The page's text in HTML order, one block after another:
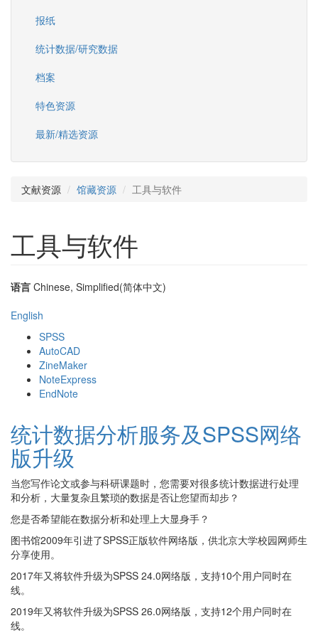
报纸
统计数据/研究数据
档案
特色资源
最新/精选资源
文献资源 馆藏资源 工具与软件
工具与软件
语言 Chinese, Simplified(简体中文)
English
SPSS
AutoCAD
ZineMaker
NoteExpress
EndNote
统计数据分析服务及SPSS网络
版升级
当您写作论文或参与科研课题时，您需要对很多统计数据进行处理
和分析，大量复杂且繁琐的数据是否让您望而却步？
您是否希望能在数据分析和处理上大显身手？
图书馆2009年引进了SPSS正版软件网络版，供北京大学校园网师生
分享使用。
2017年又将软件升级为SPSS 24.0网络版，支持10个用户同时在
线。
2019年又将软件升级为SPSS 26.0网络版，支持12个用户同时在
线。